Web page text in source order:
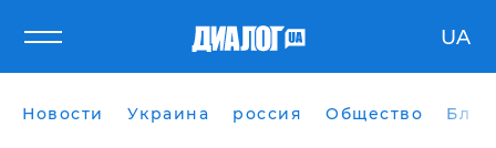
UA
Новости Украина россия Общество